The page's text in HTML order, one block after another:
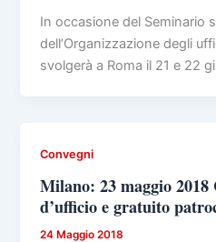
In occasione del Seminario
dell’Organizzazione degli
svolgerà a Roma il 21 e 22
Convegni
Milano: 23 maggio 2018
d’ufficio e gratuito
24 Maggio 2018